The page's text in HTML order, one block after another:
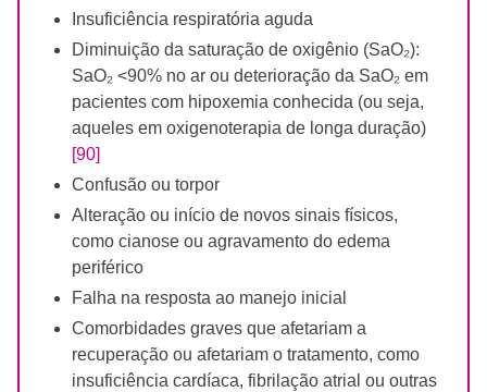
Insuficiência respiratória aguda
Diminuição da saturação de oxigênio (SaO₂):
SaO₂ <90% no ar ou deterioração da SaO₂ em
pacientes com hipoxemia conhecida (ou seja,
aqueles em oxigenoterapia de longa duração)
[90]
Confusão ou torpor
Alteração ou início de novos sinais físicos,
como cianose ou agravamento do edema
periférico
Falha na resposta ao manejo inicial
Comorbidades graves que afetariam a
recuperação ou afetariam o tratamento, como
insuficiência cardíaca, fibrilação atrial ou outras